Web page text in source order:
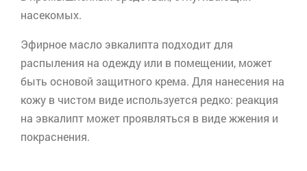
насекомых.
Эфирное масло эвкалипта подходит для
распыления на одежду или в помещении, может
быть основой защитного крема. Для нанесения на
кожу в чистом виде используется редко: реакция
на эвкалипт может проявляться в виде жжения и
покраснения.